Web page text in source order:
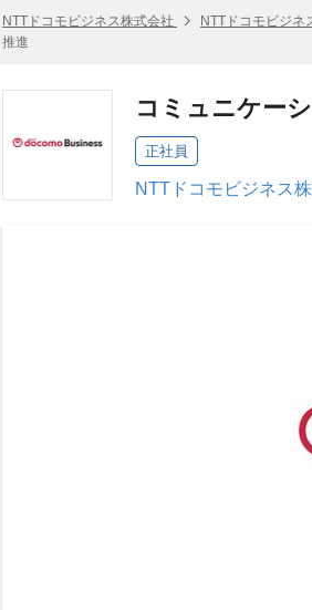
NTTドコモビジネス株式会社 NTTドコモビジネ
推進
コミュニケー
正社員
NTTドコモビジネス